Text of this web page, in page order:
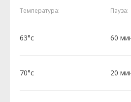
Температура: Пауза:
63°c 60
70°c 20